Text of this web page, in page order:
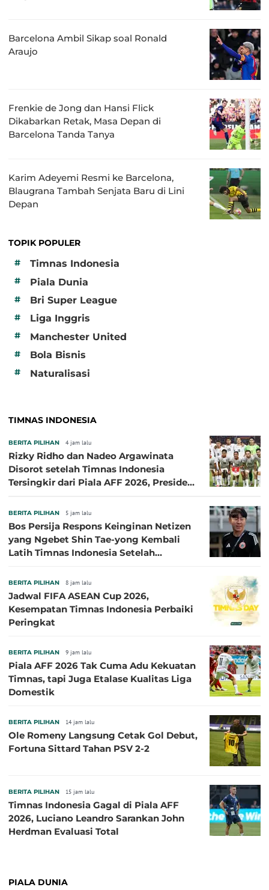
Barcelona Ambil Sikap soal Ronald
Araujo
Frenkie de Jong dan Hansi Flick
Dikabarkan Retak, Masa Depan di
Barcelona Tanda Tanya
Karim Adeyemi Resmi ke Barcelona,
Blaugrana Tambah Senjata Baru di Lini
Depan
TOPIK POPULER
#
Timnas Indonesia
# Piala Dunia
# Bri Super League
# Liga Inggris
# Manchester United
# Bola Bisnis
# Naturalisasi
TIMNAS INDONESIA
BERITA PILIHAN 4 jam lalu
Rizky Ridho dan Nadeo Argawinata
Disorot setelah Timnas Indonesia
Tersingkir dari Piala AFF 2026, Presiden
BERITA PILIHAN 5 jam lalu
Bos Persija Respons Keinginan Netizen
yang Ngebet Shin Tae-yong Kembali
Latih Timnas Indonesia Setelah
BERITA PILIHAN 8 jam lalu
Jadwal FIFA ASEAN Cup 2026,
Kesempatan Timnas Indonesia Perbaiki
Peringkat
BERITA PILIHAN 9 jam lalu
Piala AFF 2026 Tak Cuma Adu Kekuatan
Timnas, tapi Juga Etalase Kualitas Liga
Domestik
BERITA PILIHAN 14 jam lalu
Ole Romeny Langsung Cetak Gol Debut,
Fortuna Sittard Tahan PSV 2-2
BERITA PILIHAN 15 jam lalu
Timnas Indonesia Gagal di Piala AFF
2026, Luciano Leandro Sarankan John
Herdman Evaluasi Total
PIALA DUNIA